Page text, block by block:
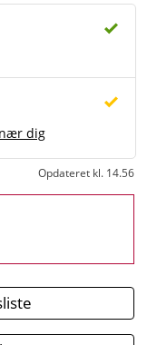
dig
Opdateret kl. 14.56